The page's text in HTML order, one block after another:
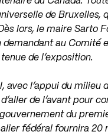
de Bruxelles,
lors, le maire Sarto
au Comité
de l’exposition.
l’appui du milieu
de l’avant pour
du
fédéral fournira 20